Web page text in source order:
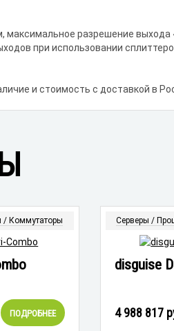
максимальное разрешение выхода
при использовании
и стоимость с доставкой в
/ Коммутаторы
ПОДРОБНЕЕ
Серверы /
disguise
4 988 817